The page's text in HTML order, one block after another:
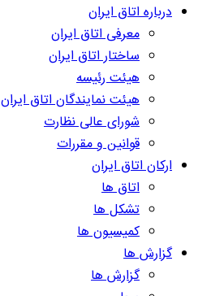
درباره اتاق ایران
معرفی اتاق ایران
ساختار اتاق ایران
هیئت رئیسه
هیئت نمایندگان اتاق ایران
شورای عالی نظارت
قوانین و مقررات
ارکان اتاق ایران
اتاق ها
تشکل ها
کمیسیون ها
گزارش ها
گزارش ها